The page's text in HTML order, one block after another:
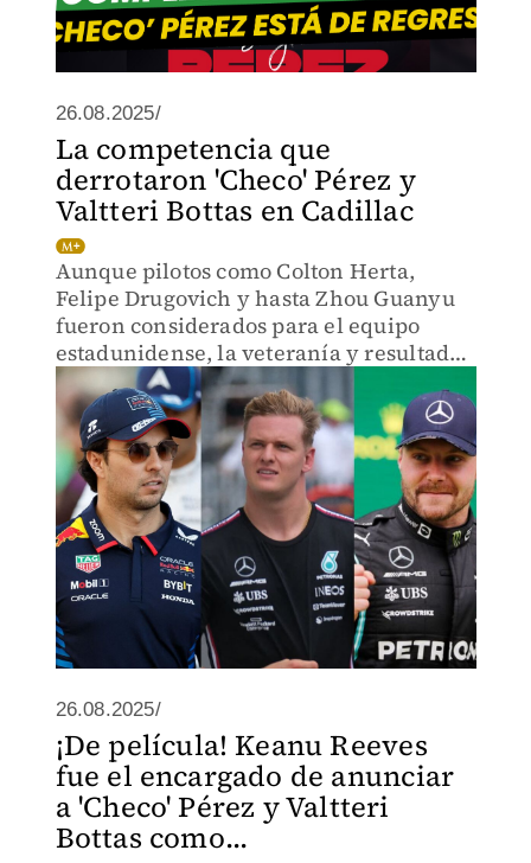
26.08.2025/
La competencia que
derrotaron 'Checo' Pérez y
Valtteri Bottas en Cadillac
Aunque pilotos como Colton Herta,
Felipe Drugovich y hasta Zhou Guanyu
fueron considerados para el equipo
estadunidense, la veteranía y resultados
fueron los factores que más pesaron en
la elección
26.08.2025/
¡De película! Keanu Reeves
fue el encargado de anunciar
a 'Checo' Pérez y Valtteri
Bottas como...